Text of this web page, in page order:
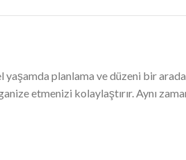
yaşamda planlama ve düzeni bir
etmenizi kolaylaştırır. Aynı